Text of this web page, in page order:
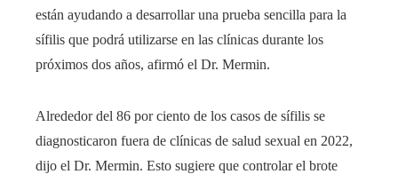
están ayudando a desarrollar una prueba sencilla para la
sífilis que podrá utilizarse en las clínicas durante los
próximos dos años, afirmó el Dr. Mermin.
Alrededor del 86 por ciento de los casos de sífilis se
diagnosticaron fuera de clínicas de salud sexual en 2022,
dijo el Dr. Mermin. Esto sugiere que controlar el brote